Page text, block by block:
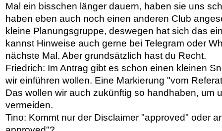
Mal ein bisschen länger dauern, haben sie uns
haben eben auch noch einen anderen Club
kleine Planungsgruppe, deswegen hat sich das
kannst Hinweise auch gerne bei Telegram oder
nächste Mal. Aber grundsätzlich hast du Recht.
Friedrich: Im Antrag gibt es schon einen kleinen
wir einführen wollen. Eine Markierung "vom
Das wollen wir auch zukünftig so handhaben, um
vermeiden.
Tino: Kommt nur der Disclaimer "approved" oder